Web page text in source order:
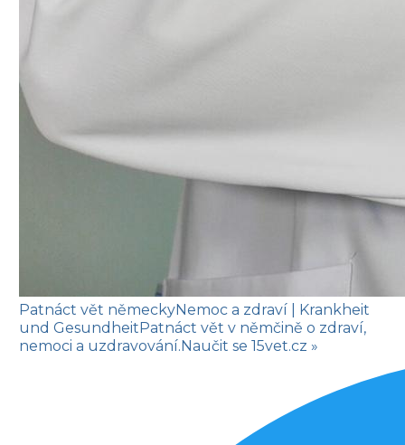
Patnáct vět německyNemoc a zdraví
| Krankheit
und GesundheitPatnáct vět v němčině o zdraví,
nemoci a uzdravování.Naučit se 15vet.cz »